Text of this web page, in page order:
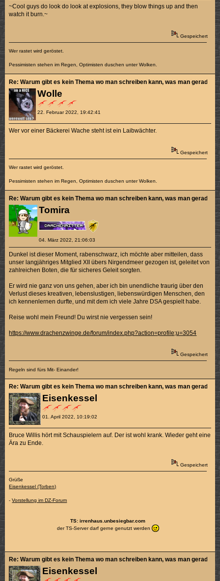
~Cool guys do look do look at explosions, they blow things up and then
watch it burn.~
Gespeichert
Wer rastet wird geröstet.
Pessimisten stehen im Regen, Optimisten duschen unter Wolken.
Wolle
22. Februar 2022, 19:42:41
Re: Warum gibt es kein Thema wo man schreiben kann, was man gerade
Wer vor einer Bäckerei Wache steht ist ein Laibwächter.
Gespeichert
Wer rastet wird geröstet.
Pessimisten stehen im Regen, Optimisten duschen unter Wolken.
Tomira
04. März 2022, 21:06:03
Re: Warum gibt es kein Thema wo man schreiben kann, was man gerade
Dunkel ist dieser Moment, rabenschwarz, ich möchte aber mitteilen, dass
unser langjähriges Mitglied XII übers Nirgendmeer gezogen ist, geleitet von
zahlreichen Boten, die für sicheres Geleit sorgten.
Er wird nie ganz von uns gehen, aber ich bin unendliche traurig über den
Verlust dieses kreativen, lebenslustigen, liebenswürdigen Menschen, den
ich kennenlernen durfte, und mit dem ich viele Jahre DSA gespielt habe.
Reise wohl mein Freund! Du wirst nie vergessen sein!
https://www.drachenzwinge.de/forum/index.php?action=profile;u=3054
Gespeichert
Regeln sind fürs Mit- Einander!
Eisenkessel
01. April 2022, 10:19:02
Re: Warum gibt es kein Thema wo man schreiben kann, was man gerade
Bruce Willis hört mit Schauspielern auf. Der ist wohl krank. Wieder geht eine
Ära zu Ende.
Gespeichert
Grüße
Eisenkessel (Torben)
-Vorstellung im DZ-Forum
TS: irrenhaus.unbesiegbar.com
der TS-Server darf gerne genutzt werden
Eisenkessel
Re: Warum gibt es kein Thema wo man schreiben kann, was man gerade